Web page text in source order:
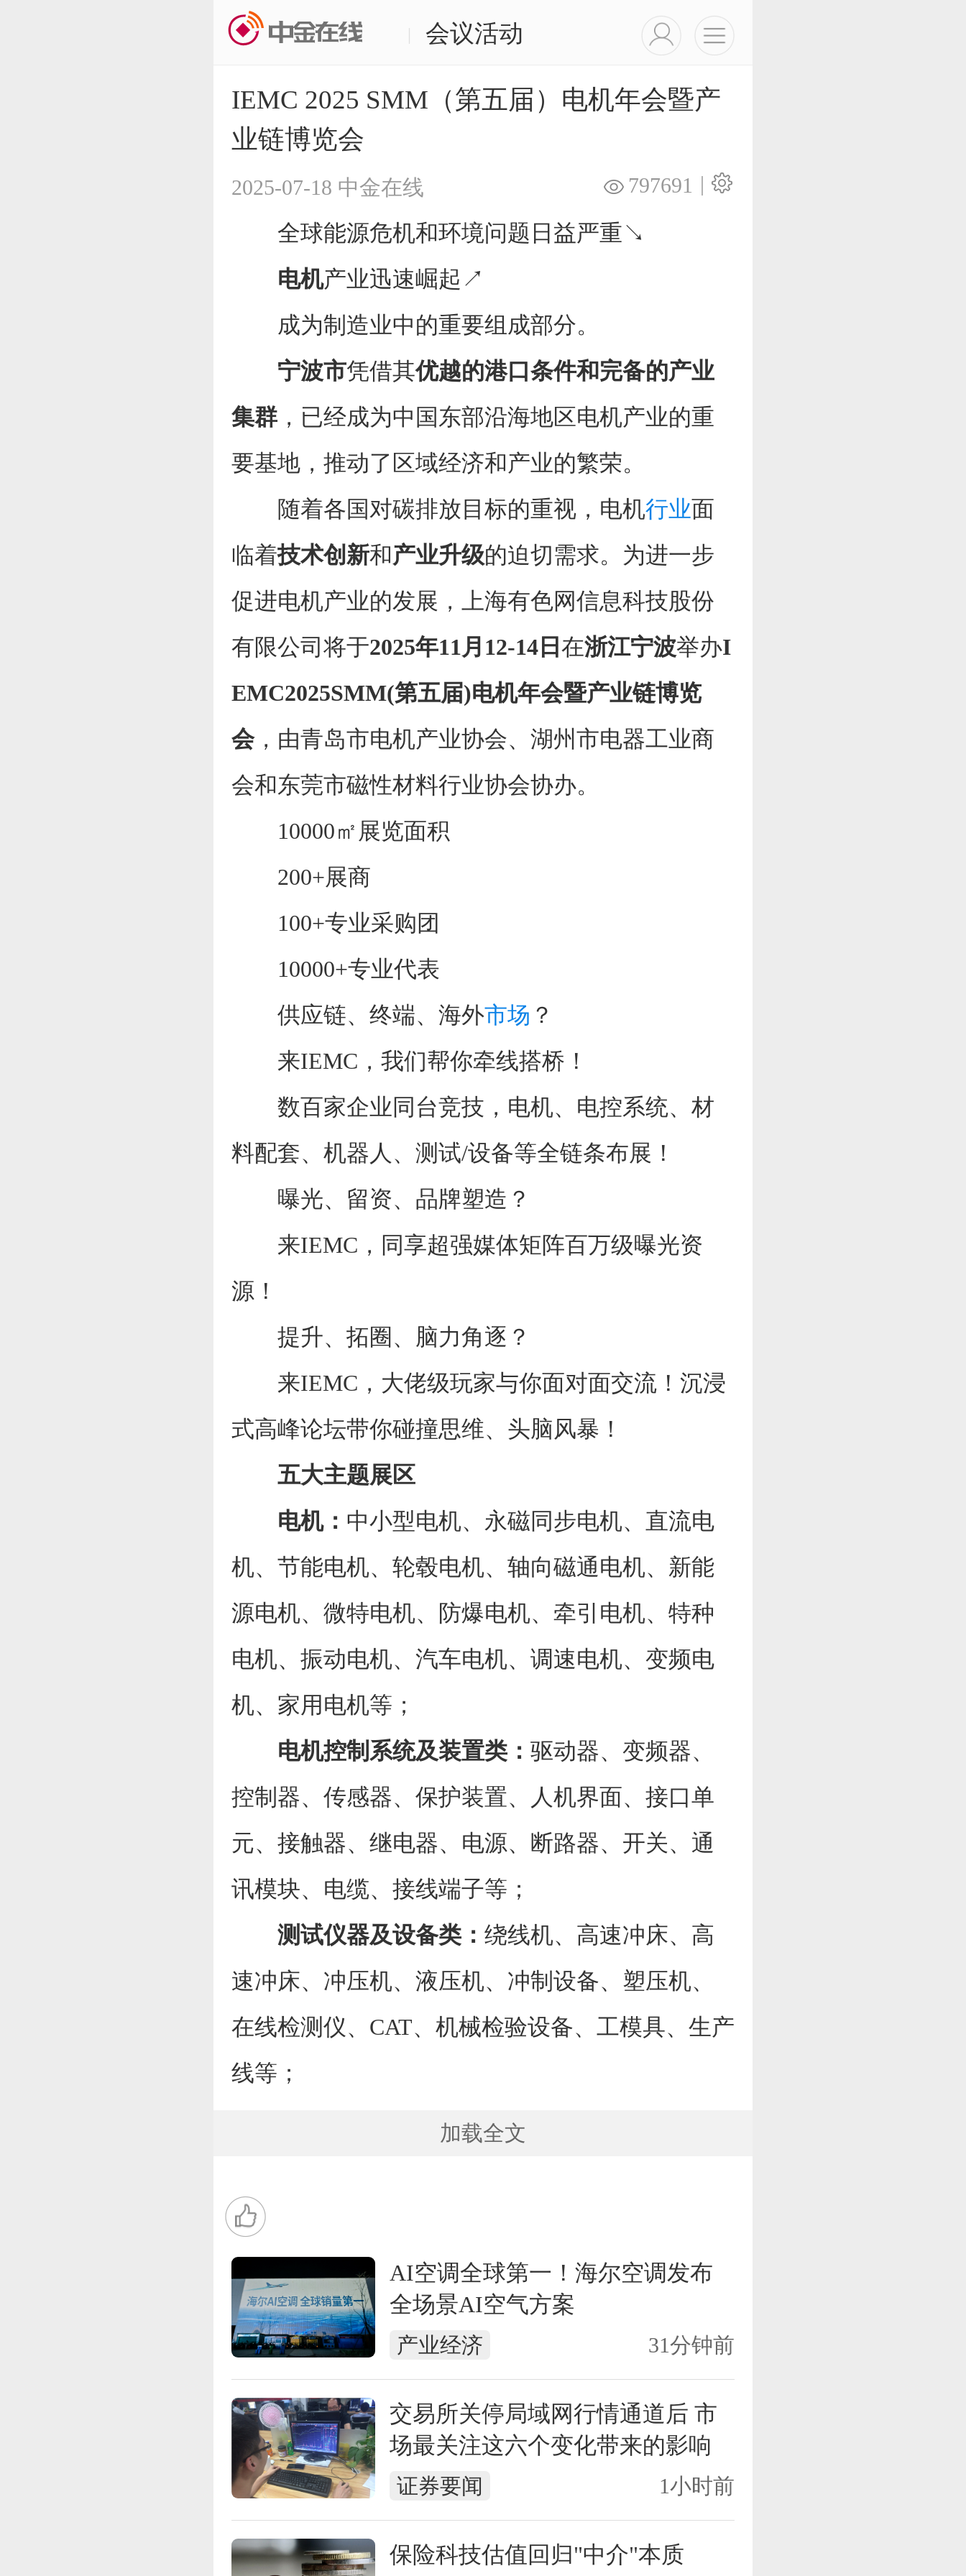
| 会议活动
IEMC 2025 SMM（第五届）电机年会暨产
业链博览会
2025-07-18 中金在线 |
797691
全球能源危机和环境问题日益严重↘
电机产业迅速崛起↗
成为制造业中的重要组成部分。
宁波市凭借其优越的港口条件和完备的产业
集群 ，已经成为中国东部沿海地区电机产业的重
要基地，推动了区域经济和产业的繁荣。
随着各国对碳排放目标的重视，电机行业面
临着技术创新和产业升级的迫切需求。为进一步
促进电机产业的发展，上海有色网信息科技股份
有限公司将于2025年11月12-14日 在浙江宁波举办I
EMC2025SMM(第五届)电机年会暨产业链博览
会，由青岛市电机产业协会、湖州市电器工业商
会和东莞市磁性材料行业协会协办。
10000㎡展览面积
200+展商
100+专业采购团
10000+专业代表
供应链、终端、海外市场 ？
来IEMC，我们帮你牵线搭桥！
数百家企业同台竞技，电机、电控系统、材
料配套、机器人、测试/设备等全链条布展！
曝光、留资、品牌塑造？
来IEMC，同享超强媒体矩阵百万级曝光资
源！
提升、拓圈、脑力角逐？
来IEMC，大佬级玩家与你面对面交流！沉浸
式高峰论坛带你碰撞思维、头脑风暴！
五大主题展区
电机： 中小型电机、永磁同步电机、直流电
机、节能电机、轮毂电机、轴向磁通电机、新能
源电机、微特电机、防爆电机、牵引电机、特种
电机、振动电机、汽车电机、调速电机、变频电
机、家用电机等；
电机控制系统及装置类： 驱动器、变频器、
控制器、传感器、保护装置、人机界面、接口单
元、接触器、继电器、电源、断路器、开关、通
讯模块、电缆、接线端子等；
测试仪器及设备类： 绕线机、高速冲床、高
速冲床、冲压机、液压机、冲制设备、塑压机、
在线检测仪、CAT、机械检验设备、工模具、生产
线等；
加载全文
AI空调全球第一！海尔空调发布
全场景AI空气方案
产业经济 31分钟前
交易所关停局域网行情通道后 市
场最关注这六个变化带来的影响
证券要闻 1小时前
保险科技估值回归"中介"本质